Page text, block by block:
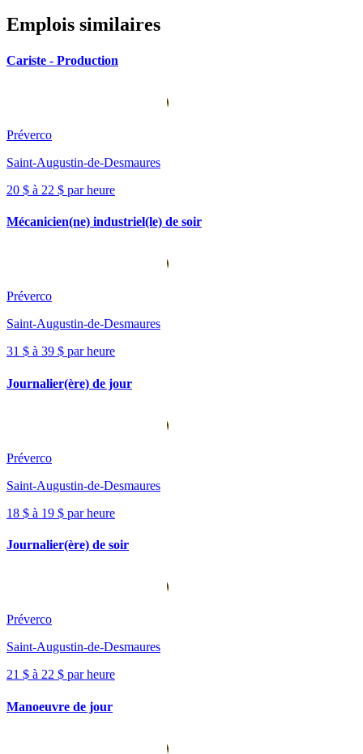
Emplois similaires
Cariste - Production
Préverco
Saint-Augustin-de-Desmaures
20 $ à 22 $ par heure
Mécanicien(ne) industriel(le) de soir
Préverco
Saint-Augustin-de-Desmaures
31 $ à 39 $ par heure
Journalier(ère) de jour
Préverco
Saint-Augustin-de-Desmaures
18 $ à 19 $ par heure
Journalier(ère) de soir
Préverco
Saint-Augustin-de-Desmaures
21 $ à 22 $ par heure
Manoeuvre de jour